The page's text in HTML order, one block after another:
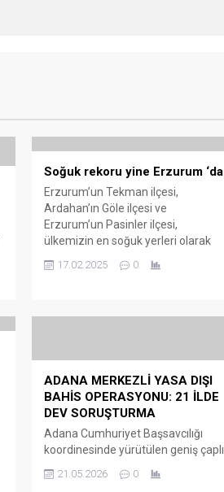
Soğuk rekoru yine Erzurum ‘da
Erzurum’un Tekman ilçesi,
Ardahan’ın Göle ilçesi ve
Erzurum’un Pasinler ilçesi,
ülkemizin en soğuk yerleri olarak
bölgedeki kar örtüsünün yüksek
saatlerinde yer yer görüleceğini,
bunun da...
17.02.2025 0
ADANA MERKEZLİ YASA DIŞI
BAHİS OPERASYONU: 21 İLDE
DEV SORUŞTURMA
Adana Cumhuriyet Başsavcılığı
koordinesinde yürütülen geniş çaplı
soruşturmasında, 21 ili kapsayan
21.05.2026 0